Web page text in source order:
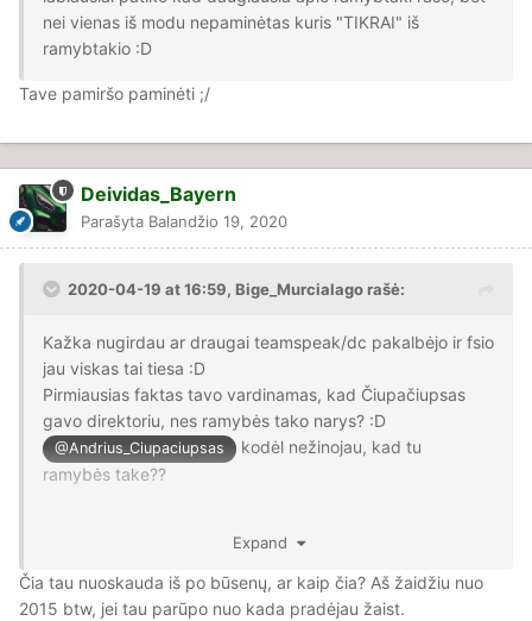
žaidėjai kurie turi privilegijas prie baldų.
Tiesiog, toliau nesinori ir pačiam komentuoti, nes tavo
žodžiai visi remti ,,Girdėjau, Kažkas sakė ir etc"
nei vienas iš modu nepaminėtas kuris "TIKRAI" iš
ramybtakio :D
Tave pamiršo paminėti ;/
Deividas_Bayern
Parašyta Balandžio 19, 2020
2020-04-19 at 16:59, Bige_Murcialagorašė:
Kažka nugirdau ar draugai teamspeak/dc pakalbėjo ir fsio
jau viskas tai tiesa :D
Pirmiausias faktas tavo vardinamas, kad Čiupačiupsas
gavo direktoriu, nes ramybės tako narys? :D
@Andrius_Ciupaciupsas
kodėl nežinojau, kad tu
ramybės take??
• Jei Juška išrinktų žmonės pats į komandą pagalvok,
kas būtų jei pakliūtu žmogus kuris negalės dirbti kartu su
Expand
Čia tau nuoskauda iš po būsenų, ar kaip čia? Aš žaidžiu nuo
2015 btw, jei tau parūpo nuo kada pradėjau žaist.